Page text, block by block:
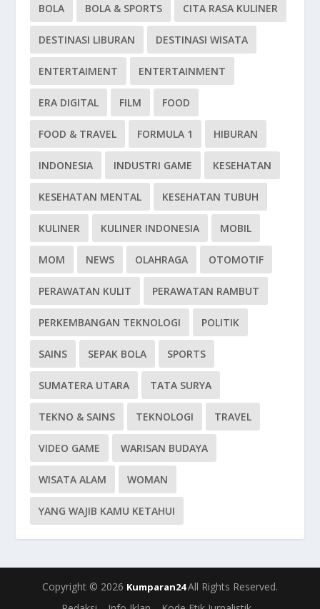
BOLA BOLA & SPORTS CITA RASA KULINER
DESTINASI LIBURAN DESTINASI WISATA
ENTERTAIMENT ENTERTAINMENT
ERA DIGITAL FILM FOOD
FOOD & TRAVEL FORMULA 1 HIBURAN
INDONESIA INDUSTRI GAME KESEHATAN
KESEHATAN MENTAL KESEHATAN TUBUH
KULINER KULINER INDONESIA MOBIL
MOM NEWS OLAHRAGA OTOMOTIF
PERAWATAN KULIT PERAWATAN RAMBUT
PERKEMBANGAN TEKNOLOGI POLITIK
SAINS SEPAK BOLA SPORTS
SUMATERA UTARA TATA SURYA
TEKNO & SAINS TEKNOLOGI TRAVEL
VIDEO GAME WARISAN BUDAYA
WISATA ALAM WOMAN
YANG WAJIB KAMU KETAHUI
Copyright © 2026 Kumparan24All Rights Reserved.